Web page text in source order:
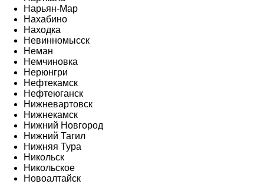
Нарьян-Мар
Нахабино
Находка
Невинномысск
Неман
Немчиновка
Нерюнгри
Нефтекамск
Нефтеюганск
Нижневартовск
Нижнекамск
Нижний Новгород
Нижний Тагил
Нижняя Тура
Никольск
Никольское
Новоалтайск